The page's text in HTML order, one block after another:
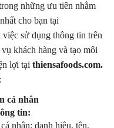
những ưu tiên nhằm
cho bạn tại
sử dụng thông tin trên
khách hàng và tạo môi
lợi tại thiensafoods.com.
cá nhân
tin:
nhân: danh hiệu, tên,